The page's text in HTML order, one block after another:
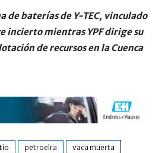
de baterías de Y-TEC, vinculado
incierto mientras YPF dirige su
de recursos en la Cuenca
petroelra
vaca muerta